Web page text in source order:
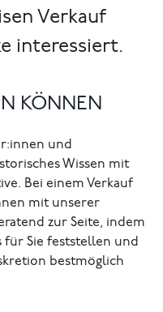
Verkauf
interessiert.
KÖNNEN
und
Wissen mit
Bei einem Verkauf
mit unserer
zur Seite, indem
für Sie feststellen und
bestmöglich